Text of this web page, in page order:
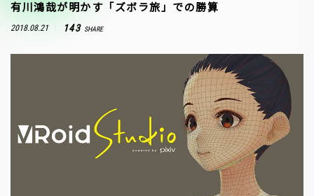
有川鴻哉が明かす「ズボラ旅」での勝算
2018.08.21 143 SHARE